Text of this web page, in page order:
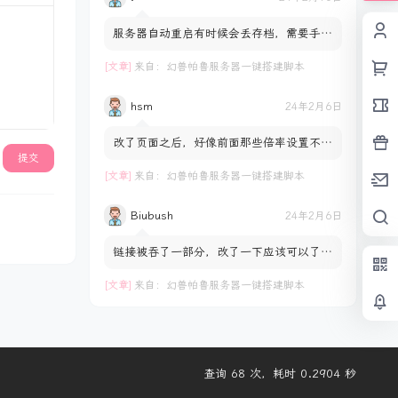
提交
服务器自动重启有时候会丢存档，需要手动
服务器自动重启后随机...
[文章] 来自： 幻兽帕鲁服务器一键搭建脚本
hsm 24年2月6日
改了页面之后，好像前面那些倍率设置不正
[文章] 来自： 幻兽帕鲁服务器一键搭建脚本
Biubush 24年2月6日
链接被吞了一部分，改了一下应该可以了
worldSetting.html
[文章] 来自： 幻兽帕鲁服务器一键搭建脚本
查询 68 次，耗时 0.2904 秒